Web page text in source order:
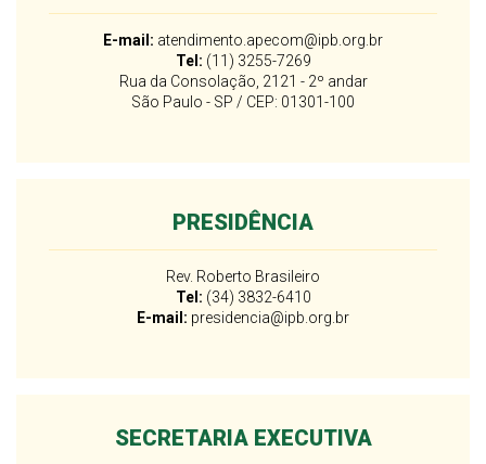
E-mail: atendimento.apecom@ipb.org.br
Tel: (11) 3255-7269
Rua da Consolação, 2121 - 2º andar
São Paulo - SP / CEP: 01301-100
PRESIDÊNCIA
Rev. Roberto Brasileiro
Tel: (34) 3832-6410
E-mail: presidencia@ipb.org.br
SECRETARIA EXECUTIVA